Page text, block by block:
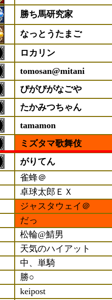
勝ち馬研究家
なっとうたまご
ロカリン
tomosan@mitani
ぴがぴがなごや
たかみつちゃん
tamamon
ミズタマ歌舞伎
がりてん
雀蜂＠
卓球太郎ＥＸ
ジャスタウェイ＠
だっ
松輪@鯖男
天気のハイアット
中、単騎
勝○
keipost